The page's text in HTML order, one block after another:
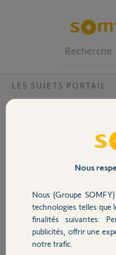
Volet
Sécurité
Domotique
LES SUJETS PORTAIL
Pourquoi mon
Pourquoi mon portail
Ça se produit depuis la
Avez vous déjà constaté ce
L'action sur la
le phénomène se reproduit 2
Qu’en pensez vous ???
Cordialement
Nous
Nous (Groupe
technologies telles que
finalités suivantes:
publicités, offrir une
notre trafic.